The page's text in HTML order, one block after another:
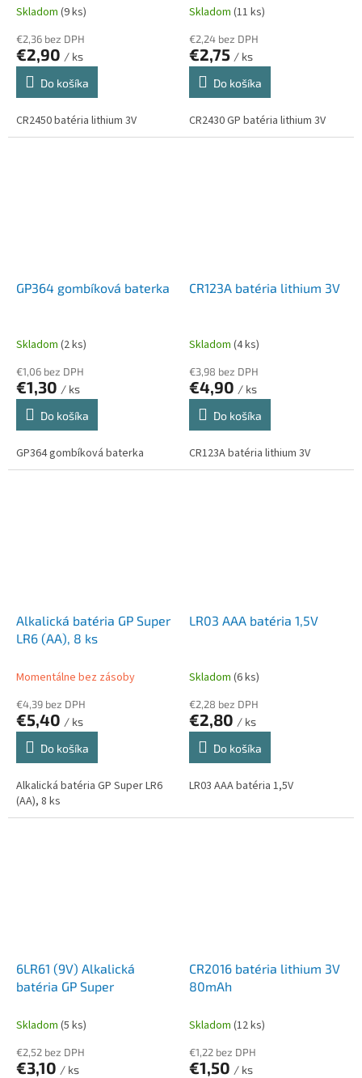
Skladom (9 ks)
€2,36 bez DPH
€2,90 / ks
Do košíka
CR2450 batéria lithium 3V
Skladom (11 ks)
€2,24 bez DPH
€2,75 / ks
Do košíka
CR2430 GP batéria lithium 3V
GP364 gombíková baterka
Skladom (2 ks)
€1,06 bez DPH
€1,30 / ks
Do košíka
GP364 gombíková baterka
CR123A batéria lithium 3V
Skladom (4 ks)
€3,98 bez DPH
€4,90 / ks
Do košíka
CR123A batéria lithium 3V
Alkalická batéria GP Super
LR6 (AA), 8 ks
Momentálne bez zásoby
€4,39 bez DPH
€5,40 / ks
Do košíka
Alkalická batéria GP Super LR6
(AA), 8 ks
LR03 AAA batéria 1,5V
Skladom (6 ks)
€2,28 bez DPH
€2,80 / ks
Do košíka
LR03 AAA batéria 1,5V
6LR61 (9V) Alkalická
batéria GP Super
Skladom (5 ks)
€2,52 bez DPH
€3,10 / ks
CR2016 batéria lithium 3V
80mAh
Skladom (12 ks)
€1,22 bez DPH
€1,50 / ks